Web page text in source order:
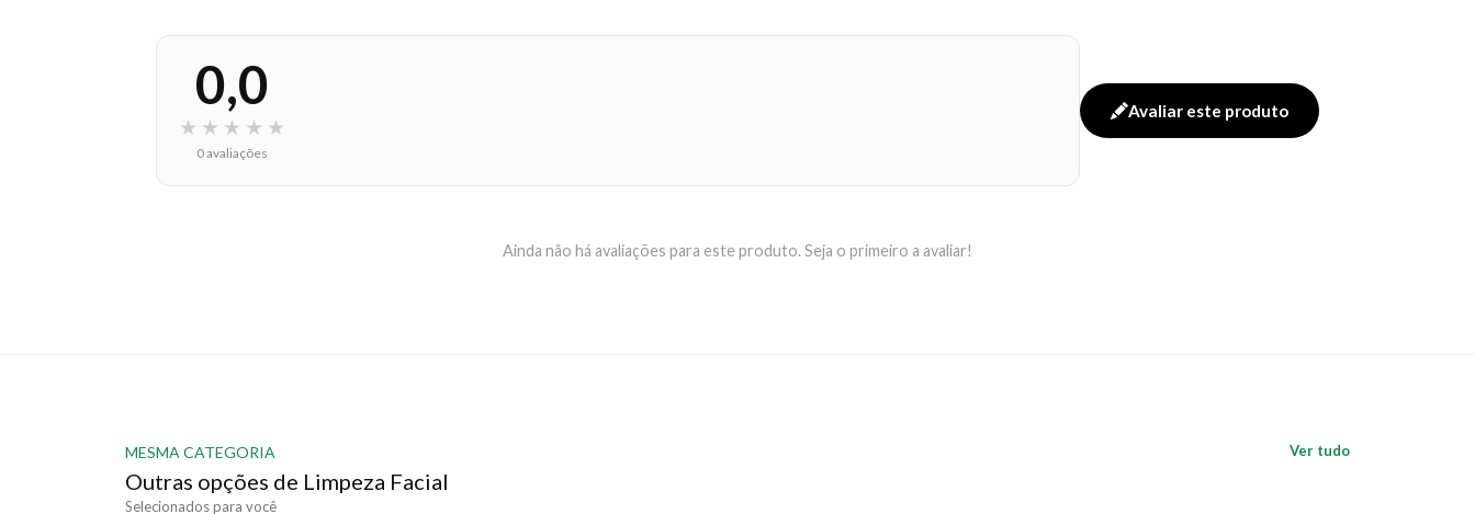
0,0
★ ★ ★ ★ ★
0 avaliações
Avaliar este produto
Ainda não há avaliações para este produto. Seja o primeiro a avaliar!
MESMA CATEGORIA
Outras opções de Limpeza Facial
Selecionados para você
Ver tudo